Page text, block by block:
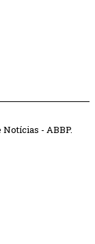
- ABBP.